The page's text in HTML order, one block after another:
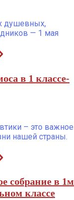
душевных,
— 1 мая
в 1 классе-
– это важное
нашей страны.
собрание в 1м
классе